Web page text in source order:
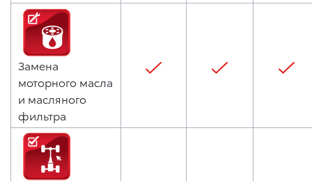
Замена
моторного масла
и масляного
фильтра